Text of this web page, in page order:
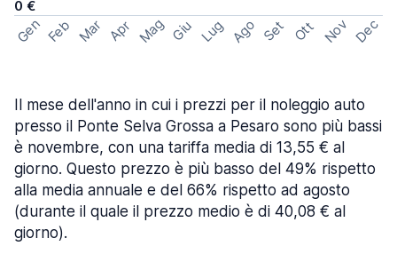
0 €
Gen Feb Mar Apr Mag Giu Lug Ago Set Ott Nov Dec
Il mese dell'anno in cui i prezzi per il noleggio auto
presso il Ponte Selva Grossa a Pesaro sono più bassi
è novembre, con una tariffa media di 13,55 € al
giorno. Questo prezzo è più basso del 49% rispetto
alla media annuale e del 66% rispetto ad agosto
(durante il quale il prezzo medio è di 40,08 € al
giorno).